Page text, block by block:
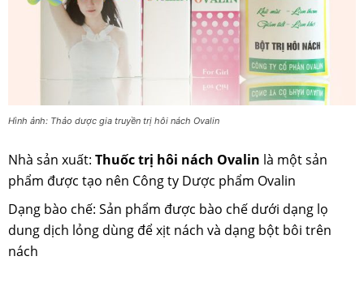
Hình ảnh: Thảo dược gia truyền trị hôi nách Ovalin
Nhà sản xuất: Thuốc trị hôi nách Ovalin là một sản
phẩm được tạo nên Công ty Dược phẩm Ovalin
Dạng bào chế: Sản phẩm được bào chế dưới dạng lọ
dung dịch lỏng dùng để xịt nách và dạng bột bôi trên
nách